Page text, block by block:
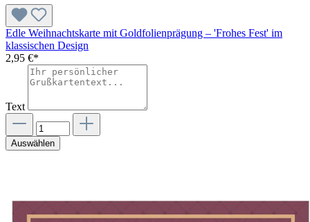
Edle Weihnachtskarte mit Goldfolienprägung – 'Frohes Fest' im
klassischen Design
2,95 €*
Text
Auswählen